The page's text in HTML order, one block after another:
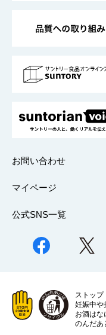
採用情報
お問い合わせ
マイページ
公式SNS一覧
ストップ
妊娠中や
お酒はな
のんだあ